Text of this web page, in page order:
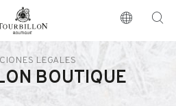
es
LEGALES
BOUTIQUE